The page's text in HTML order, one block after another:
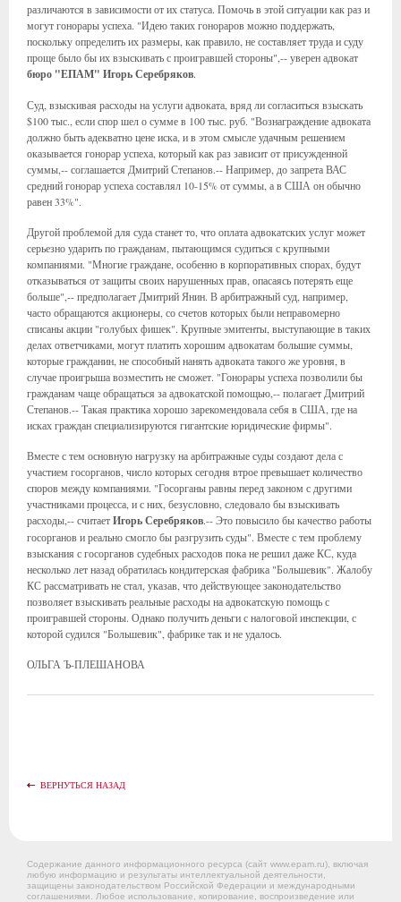
различаются в зависимости от их статуса. Помочь в этой ситуации как раз и
могут гонорары успеха. "Идею таких гонораров можно поддержать,
поскольку определить их размеры, как правило, не составляет труда и суду
проще было бы их взыскивать с проигравшей стороны",-- уверен адвокат
бюро "ЕПАМ" Игорь Серебряков.
Суд, взыскивая расходы на услуги адвоката, вряд ли согласиться взыскать
$100 тыс., если спор шел о сумме в 100 тыс. руб. "Вознаграждение адвоката
должно быть адекватно цене иска, и в этом смысле удачным решением
оказывается гонорар успеха, который как раз зависит от присужденной
суммы,-- соглашается Дмитрий Степанов.-- Например, до запрета ВАС
средний гонорар успеха составлял 10-15% от суммы, а в США он обычно
равен 33%".
Другой проблемой для суда станет то, что оплата адвокатских услуг может
серьезно ударить по гражданам, пытающимся судиться с крупными
компаниями. "Многие граждане, особенно в корпоративных спорах, будут
отказываться от защиты своих нарушенных прав, опасаясь потерять еще
больше",-- предполагает Дмитрий Янин. В арбитражный суд, например,
часто обращаются акционеры, со счетов которых были неправомерно
списаны акции "голубых фишек". Крупные эмитенты, выступающие в таких
делах ответчиками, могут платить хорошим адвокатам большие суммы,
которые гражданин, не способный нанять адвоката такого же уровня, в
случае проигрыша возместить не сможет. "Гонорары успеха позволили бы
гражданам чаще обращаться за адвокатской помощью,-- полагает Дмитрий
Степанов.-- Такая практика хорошо зарекомендовала себя в США, где на
исках граждан специализируются гигантские юридические фирмы".
Вместе с тем основную нагрузку на арбитражные суды создают дела с
участием госорганов, число которых сегодня втрое превышает количество
споров между компаниями. "Госорганы равны перед законом с другими
участниками процесса, и с них, безусловно, следовало бы взыскивать
расходы,-- считаетИгорь Серебряков.-- Это повысило бы качество работы
госорганов и реально смогло бы разгрузить суды". Вместе с тем проблему
взыскания с госорганов судебных расходов пока не решил даже КС, куда
несколько лет назад обратилась кондитерская фабрика "Большевик". Жалобу
КС рассматривать не стал, указав, что действующее законодательство
позволяет взыскивать реальные расходы на адвокатскую помощь с
проигравшей стороны. Однако получить деньги с налоговой инспекции, с
которой судился "Большевик", фабрике так и не удалось.
ОЛЬГА Ъ-ПЛЕШАНОВА
ВЕРНУТЬСЯ НАЗАД
Содержание данного информационного ресурса (сайт www.epam.ru), включая
любую информацию и результаты интеллектуальной деятельности,
защищены законодательством Российской Федерации и международными
соглашениями. Любое использование, копирование, воспроизведение или